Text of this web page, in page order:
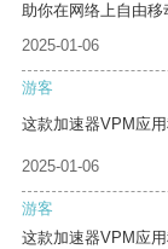
助你在网络上自由移
2025-01-06
游客
这款加速器VPM应
2025-01-06
游客
这款加速器VPM应